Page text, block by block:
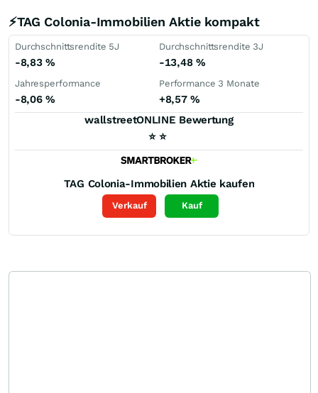
⚡TAG Colonia-Immobilien Aktie kompakt
Durchschnittsrendite 5J
-8,83%
Durchschnittsrendite 3J
-13,48 %
Jahresperformance
-8,06%
Performance 3 Monate
+8,57%
wallstreetONLINE Bewertung
⭐ ⭐
TAG Colonia-Immobilien Aktie kaufen
Verkauf Kauf